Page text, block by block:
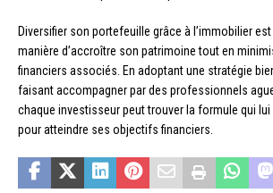
Diversifier son portefeuille grâce à l’immobilier
manière d’accroître son patrimoine tout en
financiers associés. En adoptant une stratégie
faisant accompagner par des professionnels
chaque investisseur peut trouver la formule qui
pour atteindre ses objectifs financiers.